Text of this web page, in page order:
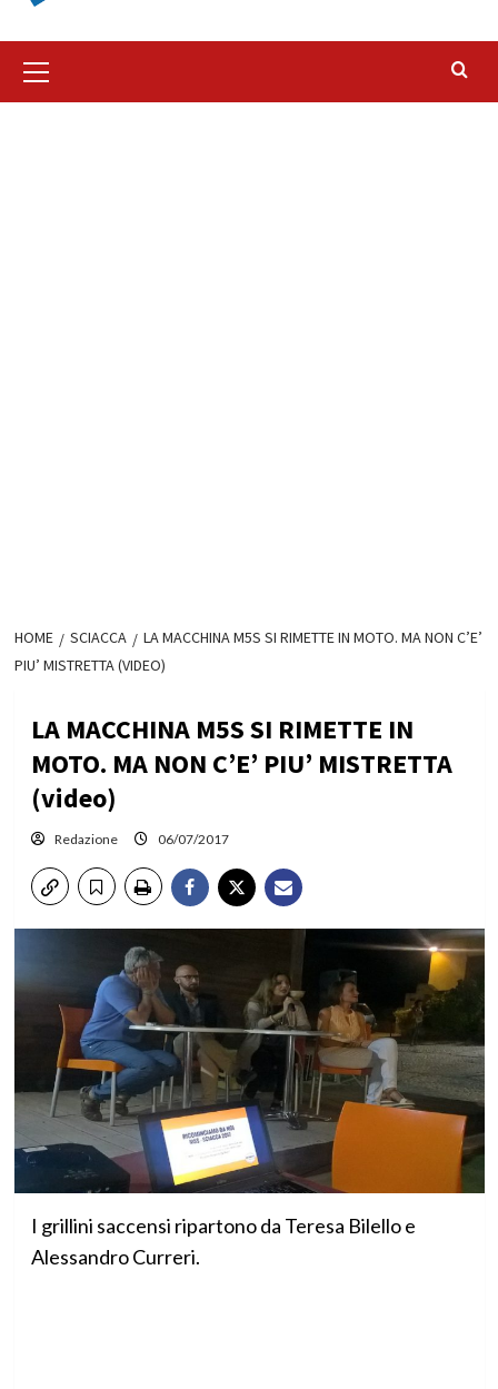
principale
HOME SCIACCA
LA MACCHINA M5S SI RIMETTE IN MOTO. MA NON C’E’
PIU’ MISTRETTA (VIDEO)
LA MACCHINA M5S SI RIMETTE IN
MOTO. MA NON C’E’ PIU’ MISTRETTA
(video)
Redazione 06/07/2017
I grillini saccensi ripartono da Teresa Bilello e
Alessandro Curreri.